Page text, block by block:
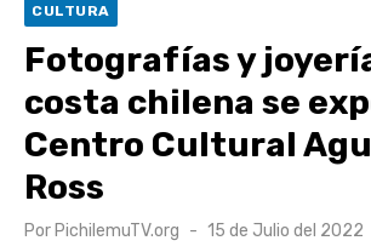
Valparaíso vuelve a posicionarse como la
conexión a internet más rápida del mundo
CULTURA
Fotografías y
costa chilena se
Centro Cultural
Ross
Por PichilemuTV.org
Publicado
15 de Julio del 2022